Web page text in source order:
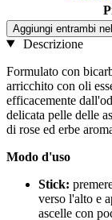
Aggiungi entrambi
Descrizione
Formulato con
arricchito con oli
efficacemente
delicata pelle delle
di rose ed erbe
Modo d'uso
Stick:
verso l'alto e
ascelle con